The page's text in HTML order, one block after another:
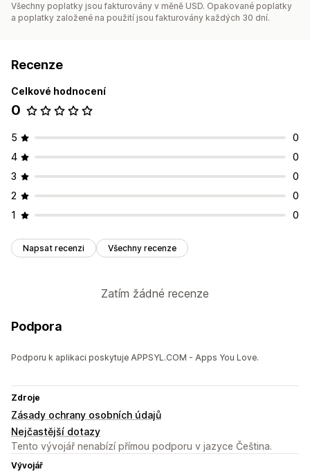
Všechny poplatky jsou fakturovány v měně USD. Opakované poplatky
a poplatky založené na použití jsou fakturovány každých 30 dní.
Recenze
Celkové hodnocení
0
5
0
4
0
3
0
2
0
1
0
Napsat recenzi Všechny recenze
Zatím žádné recenze
Podpora
Podporu k aplikaci poskytuje APPSYL.COM - Apps You Love.
Zdroje
Zásady ochrany osobních údajů
Nejčastější dotazy
Tento vývojář nenabízí přímou podporu v jazyce Čeština.
Vývojář